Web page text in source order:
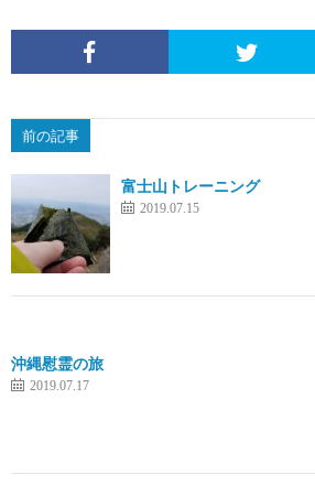
前の記事
富士山トレーニング
2019.07.15
沖縄慰霊の旅
2019.07.17